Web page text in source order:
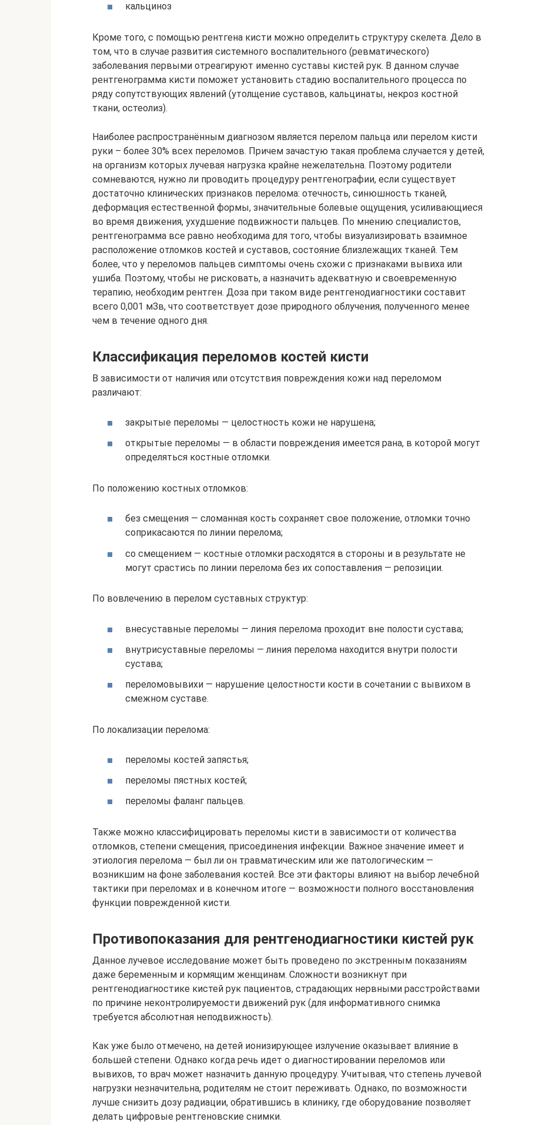
кальциноз
Кроме того, с помощью рентгена кисти можно определить структуру скелета. Дело в
том, что в случае развития системного воспалительного (ревматического)
заболевания первыми отреагируют именно суставы кистей рук. В данном случае
рентгенограмма кисти поможет установить стадию воспалительного процесса по
ряду сопутствующих явлений (утолщение суставов, кальцинаты, некроз костной
ткани, остеолиз).
Наиболее распространённым диагнозом является перелом пальца или перелом кисти
руки – более 30% всех переломов. Причем зачастую такая проблема случается у детей,
на организм которых лучевая нагрузка крайне нежелательна. Поэтому родители
сомневаются, нужно ли проводить процедуру рентгенографии, если существует
достаточно клинических признаков перелома: отечность, синюшность тканей,
деформация естественной формы, значительные болевые ощущения, усиливающиеся
во время движения, ухудшение подвижности пальцев. По мнению специалистов,
рентгенограмма все равно необходима для того, чтобы визуализировать взаимное
расположение отломков костей и суставов, состояние близлежащих тканей. Тем
более, что у переломов пальцев симптомы очень схожи с признаками вывиха или
ушиба. Поэтому, чтобы не рисковать, а назначить адекватную и своевременную
терапию, необходим рентген. Доза при таком виде рентгенодиагностики составит
всего 0,001 мЗв, что соответствует дозе природного облучения, полученного менее
чем в течение одного дня.
Классификация переломов костей кисти
В зависимости от наличия или отсутствия повреждения кожи над переломом
различают:
закрытые переломы — целостность кожи не нарушена;
открытые переломы — в области повреждения имеется рана, в которой могут
определяться костные отломки.
По положению костных отломков:
без смещения — сломанная кость сохраняет свое положение, отломки точно
соприкасаются по линии перелома;
со смещением — костные отломки расходятся в стороны и в результате не
могут срастись по линии перелома без их сопоставления — репозиции.
По вовлечению в перелом суставных структур:
внесуставные переломы — линия перелома проходит вне полости сустава;
внутрисуставные переломы — линия перелома находится внутри полости
сустава;
переломовывихи — нарушение целостности кости в сочетании с вывихом в
смежном суставе.
По локализации перелома:
переломы костей запястья;
переломы пястных костей;
переломы фаланг пальцев.
Также можно классифицировать переломы кисти в зависимости от количества
отломков, степени смещения, присоединения инфекции. Важное значение имеет и
этиология перелома — был ли он травматическим или же патологическим —
возникшим на фоне заболевания костей. Все эти факторы влияют на выбор лечебной
тактики при переломах и в конечном итоге — возможности полного восстановления
функции поврежденной кисти.
Противопоказания для рентгенодиагностики кистей рук
Данное лучевое исследование может быть проведено по экстренным показаниям
даже беременным и кормящим женщинам. Сложности возникнут при
рентгенодиагностике кистей рук пациентов, страдающих нервными расстройствами
по причине неконтролируемости движений рук (для информативного снимка
требуется абсолютная неподвижность).
Как уже было отмечено, на детей ионизирующее излучение оказывает влияние в
большей степени. Однако когда речь идет о диагностировании переломов или
вывихов, то врач может назначить данную процедуру. Учитывая, что степень лучевой
нагрузки незначительна, родителям не стоит переживать. Однако, по возможности
лучше снизить дозу радиации, обратившись в клинику, где оборудование позволяет
делать цифровые рентгеновские снимки.